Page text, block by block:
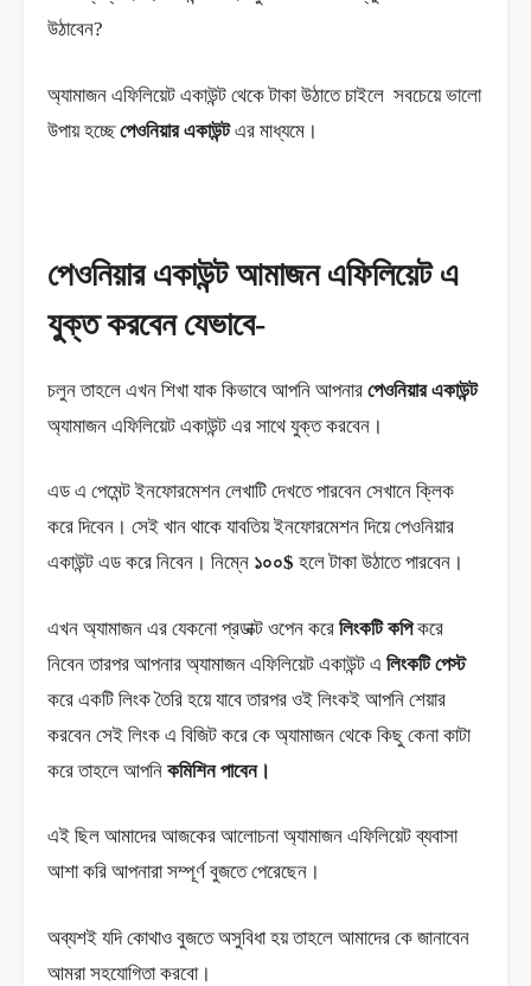
উঠাবেন?
অ্যামাজন এফিলিয়েট একাউন্ট থেকে টাকা উঠাতে চাইলে সবচেয়ে ভালো
উপায় হচ্ছেপেওনিয়ার একাউন্টএর মাধ্যমে।
পেওনিয়ার একাউন্ট আমাজন এফিলিয়েট এ
যুক্ত করবেন যেভাবে-
চলুন তাহলে এখন শিখা যাক কিভাবে আপনি আপনার পেওনিয়ার একাউন্ট
অ্যামাজন এফিলিয়েট একাউন্ট এর সাথে যুক্ত করবেন।
এড এ পেমেন্ট ইনফোরমেশন লেখাটি দেখতে পারবেন সেখানে ক্লিক
করে দিবেন। সেই খান থাকে যাবতিয় ইনফোরমেশন দিয়ে পেওনিয়ার
একাউন্ট এড করে নিবেন। নিম্নে ১০০$ হলে টাকা উঠাতে পারবেন।
এখন অ্যামাজন এর যেকনো প্রডাক্ট ওপেন করে লিংকটি কপিকরে
নিবেন তারপর আপনার অ্যামাজন এফিলিয়েট একাউন্ট এ লিংকটি পেস্ট
করে একটি লিংক তৈরি হয়ে যাবে তারপর ওই লিংকই আপনি শেয়ার
করবেন সেই লিংক এ বিজিট করে কে অ্যামাজন থেকে কিছু কেনা কাটা
করে তাহলে আপনি কমিশিন পাবেন।
এই ছিল আমাদের আজকের আলোচনা অ্যামাজন এফিলিয়েট ব্যবাসা
আশা করি আপনারা সম্পূর্ণ বুজতে পেরেছেন।
অব্যশই যদি কোথাও বুজতে অসুবিধা হয় তাহলে আমাদের কে জানাবেন
আমরা সহযোগিতা করবো।